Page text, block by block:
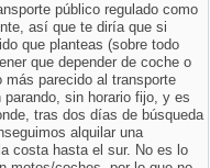
público regulado como
así que te diría que si
que planteas (sobre todo
que depender de coche o
más parecido al transporte
sin horario fijo, y es
tras dos días de búsqueda
alquilar una
costa hasta el sur. No es lo